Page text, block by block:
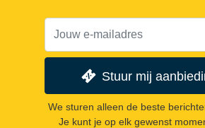
Stuur mij
We sturen alleen de beste
Je kunt je op elk gewenst